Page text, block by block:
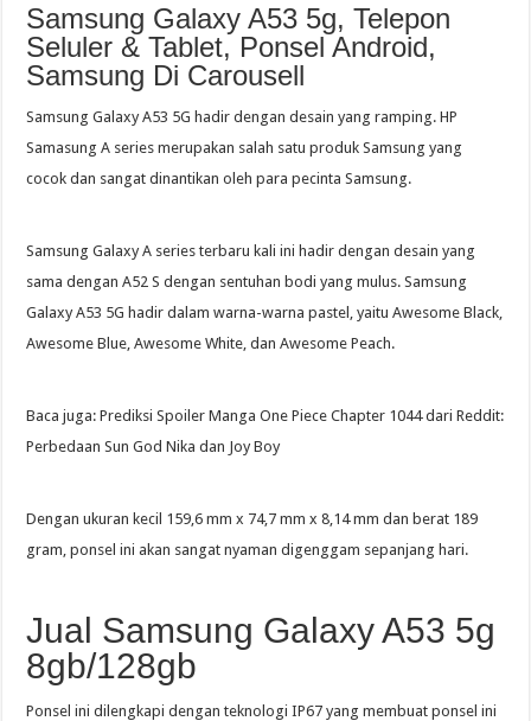
Samsung Galaxy A53 5g, Telepon
Seluler & Tablet, Ponsel Android,
Samsung Di Carousell
Samsung Galaxy A53 5G hadir dengan desain yang ramping. HP
Samasung A series merupakan salah satu produk Samsung yang
cocok dan sangat dinantikan oleh para pecinta Samsung.
Samsung Galaxy A series terbaru kali ini hadir dengan desain yang
sama dengan A52 S dengan sentuhan bodi yang mulus. Samsung
Galaxy A53 5G hadir dalam warna-warna pastel, yaitu Awesome Black,
Awesome Blue, Awesome White, dan Awesome Peach.
Baca juga: Prediksi Spoiler Manga One Piece Chapter 1044 dari Reddit:
Perbedaan Sun God Nika dan Joy Boy
Dengan ukuran kecil 159,6 mm x 74,7 mm x 8,14 mm dan berat 189
gram, ponsel ini akan sangat nyaman digenggam sepanjang hari.
Jual Samsung Galaxy A53 5g
8gb/128gb
Ponsel ini dilengkapi dengan teknologi IP67 yang membuat ponsel ini